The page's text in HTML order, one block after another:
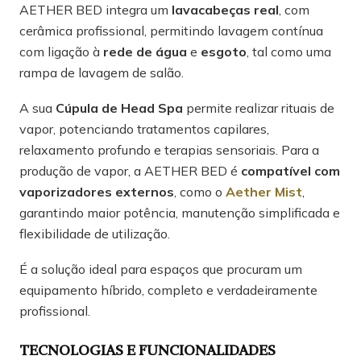
AETHER BED integra um lavacabeças real , com
cerâmica profissional, permitindo lavagem contínua
com ligação à rede de água e esgoto , tal como uma
rampa de lavagem de salão.
A sua Cúpula de Head Spa permite realizar rituais de
vapor, potenciando tratamentos capilares,
relaxamento profundo e terapias sensoriais. Para a
produção de vapor, a AETHER BED é compatível com
vaporizadores externos , como o Aether Mist
garantindo maior potência, manutenção simplificada e
flexibilidade de utilização.
É a solução ideal para espaços que procuram um
equipamento híbrido, completo e verdadeiramente
profissional.
TECNOLOGIAS E FUNCIONALIDADES